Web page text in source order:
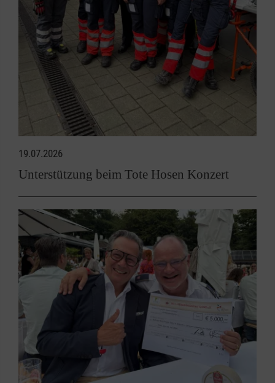
19.07.2026
Unterstützung beim Tote Hosen Konzert